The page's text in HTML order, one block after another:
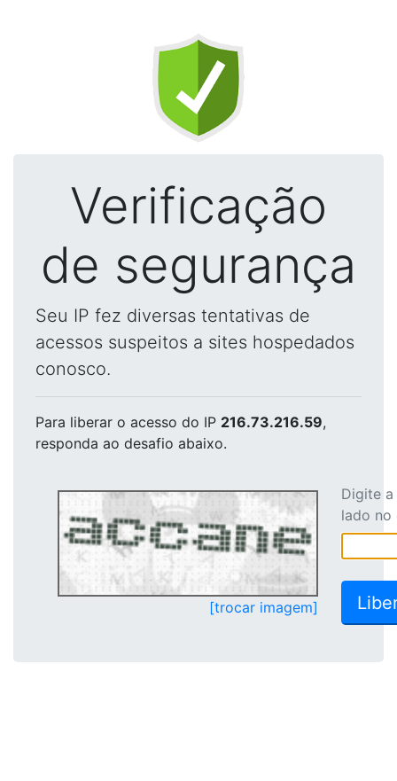
Verificação
de segurança
Seu IP fez diversas tentativas de
acessos suspeitos a sites hospedados
conosco.
Para liberar o acesso do IP 216.73.216.59,
responda ao desafio abaixo.
[trocar imagem]
Digite
lado no